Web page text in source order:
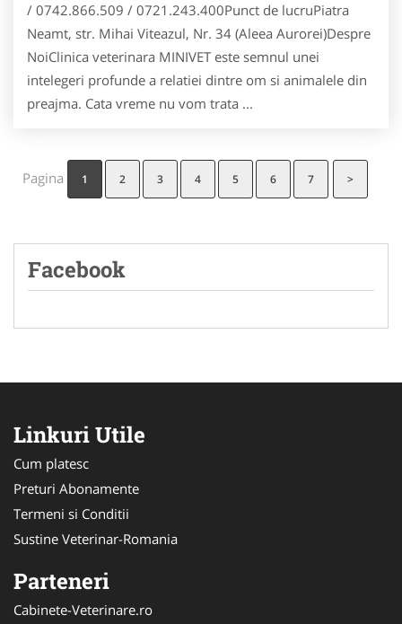
/ 0742.866.509 / 0721.243.400Punct de lucruPiatra
Neamt, str. Mihai Viteazul, Nr. 34 (Aleea Aurorei)Despre
NoiClinica veterinara MINIVET este semnul unei
intelegeri profunde a relatiei dintre om si animalele din
preajma. Cata vreme nu vom trata ...
Pagina 1 2 3 4 5 6 7 >
Facebook
Linkuri Utile
Cum platesc
Preturi Abonamente
Termeni si Conditii
Sustine Veterinar-Romania
Parteneri
Cabinete-Veterinare.ro